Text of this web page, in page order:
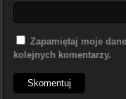
Zapamiętaj moje
kolejnych komentarzy.